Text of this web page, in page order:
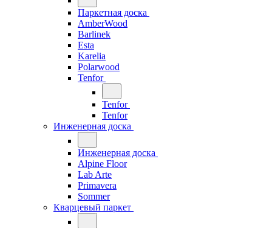
Паркетная доска
AmberWood
Barlinek
Esta
Karelia
Polarwood
Tenfor
Tenfor
Tenfor
Инженерная доска
Инженерная доска
Alpine Floor
Lab Arte
Primavera
Sommer
Кварцевый паркет